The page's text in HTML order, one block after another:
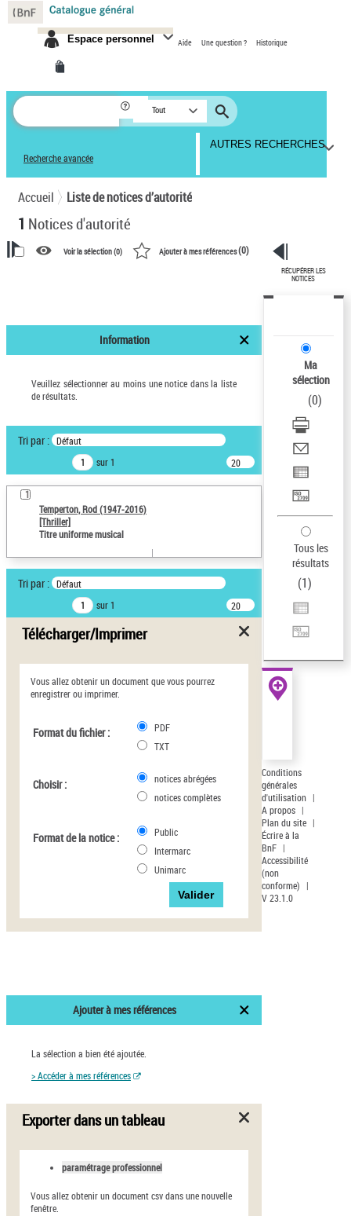
Espace personnel Aide Une question ? Historique
Tout
Recherche avancée
AUTRES RECHERCHES
Accueil Liste de notices d’autorité
1 Notices d'autorité
notices d’autorité
Temperton, Rod (1947-2016)
Notice élémentaire
ne s'applique pas
Sauvegarder votre
recherche
AFFINER
Type de notice d'autorité
Titre uniforme musical(1)
Statut de la notice
d’autorité
Auteur d’œuvre
Voir la sélection (0) Ajouter à mes références(0)
Information
Veuillez sélectionner au moins une notice dans la liste
de résultats.
Tri par : Défaut
sur 1
20
résultats/page
1
Temperton, Rod (1947-2016)
[Thriller]
Titre uniforme musical
Tri par : Défaut
sur 1
20
résultats/page
Télécharger/Imprimer
Vous allez obtenir un document que vous pourrez
enregistrer ou imprimer.
Format du fichier :
PDF
TXT
Choisir :
notices abrégées
notices complètes
Format de la notice :
Public
Intermarc
Unimarc
Ajouter à mes références
La sélection a bien été ajoutée.
> Accéder à mes références
Exporter dans un tableau
paramétrage professionnel
Vous allez obtenir un document csv dans une nouvelle
fenêtre.
RÉCUPÉRER LES
NOTICES
Ma
sélection
(0)
Tous les
résultats
(1)
Conditions
générales
d'utilisation |
A propos |
Plan du site |
Écrire à la
BnF |
Accessibilité
(non
conforme)
|
V 23.1.0
Panneau de gestion des cookies